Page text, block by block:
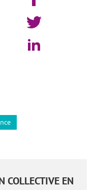
COLLECTIVE EN